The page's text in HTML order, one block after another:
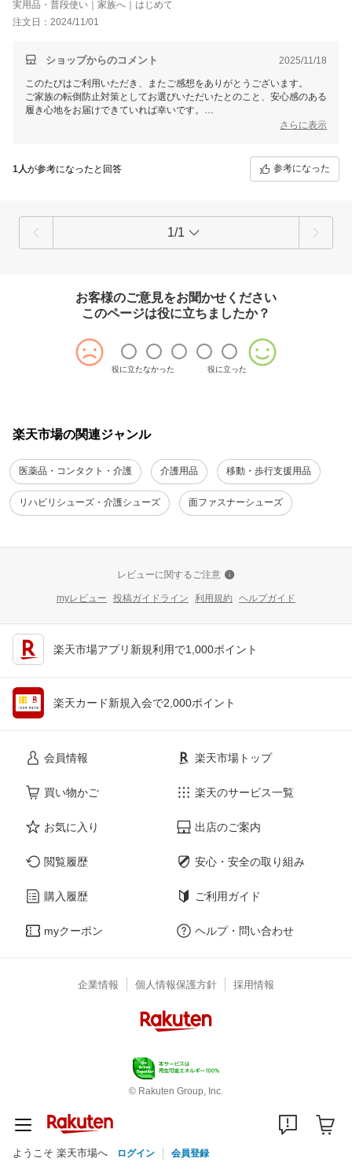
実用品・普段使い｜家族へ｜はじめて
注文日：2024/11/01
ショップからのコメント 2025/11/18
このたびはご利用いただき、またご感想をありがとうございます。
ご家族の転倒防止対策としてお選びいただいたとのこと、安心感のある
履き心地をお届けできていれば幸いです。
デイサービスなど長時間のご使用にもお役立ていただけるよう、快適性
と使いやすさの両立を目指してまいります。
さらに表示
1人が参考になったと回答 参考になった
1/1
お客様のご意見をお聞かせください
このページは役に立ちましたか？
役に立たなかった 役に立った
楽天市場の関連ジャンル
医薬品・コンタクト・介護 介護用品 移動・歩行支援用品
リハビリシューズ・介護シューズ 面ファスナーシューズ
レビューに関するご注意
myレビュー 投稿ガイドライン 利用規約 ヘルプガイド
楽天市場アプリ新規利用で1,000ポイント
楽天カード新規入会で2,000ポイント
会員情報
買い物かご
お気に入り
閲覧履歴
購入履歴
myクーポン
楽天市場トップ
楽天のサービス一覧
出店のご案内
安心・安全の取り組み
ご利用ガイド
ヘルプ・問い合わせ
企業情報 個人情報保護方針 採用情報
© Rakuten Group, Inc.
ようこそ 楽天市場へ ログイン 会員登録